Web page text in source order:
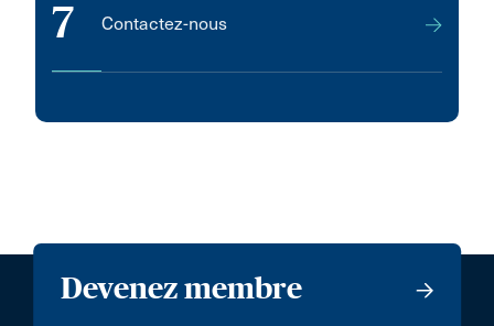
7 Contactez-nous
Devenez membre